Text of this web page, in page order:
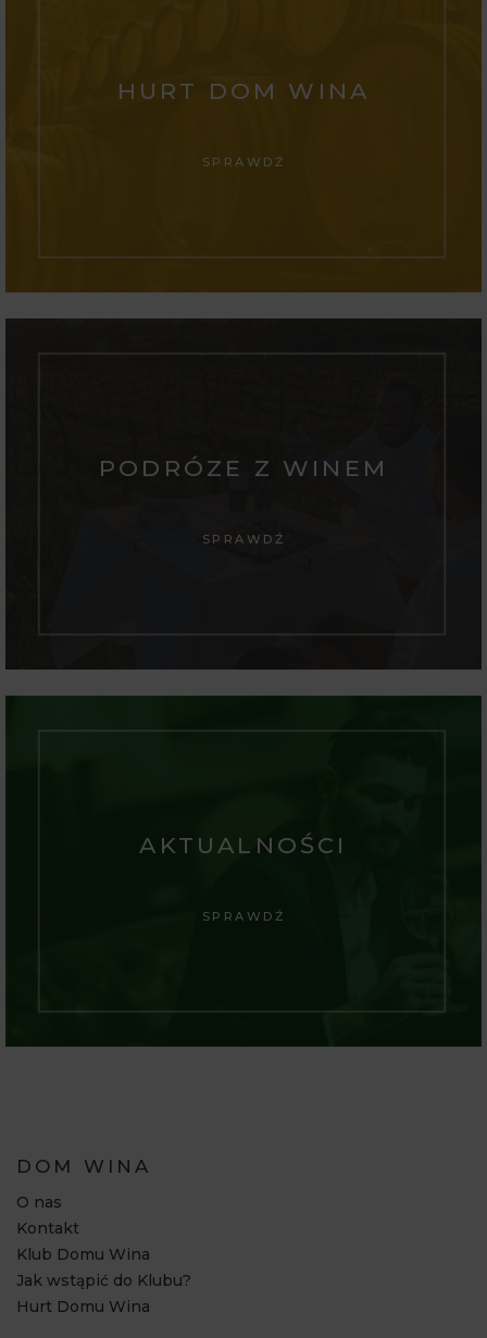
HURT DOM WINA
SPRAWDŹ
PODRÓZE Z WINEM
SPRAWDŹ
AKTUALNOŚCI
SPRAWDŹ
DOM WINA
O nas
Kontakt
Klub Domu Wina
Jak wstąpić do Klubu?
Hurt Domu Wina